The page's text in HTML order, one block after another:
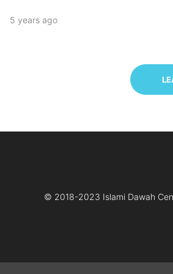
5 years ago
© 2018-2023 Islami Dawah